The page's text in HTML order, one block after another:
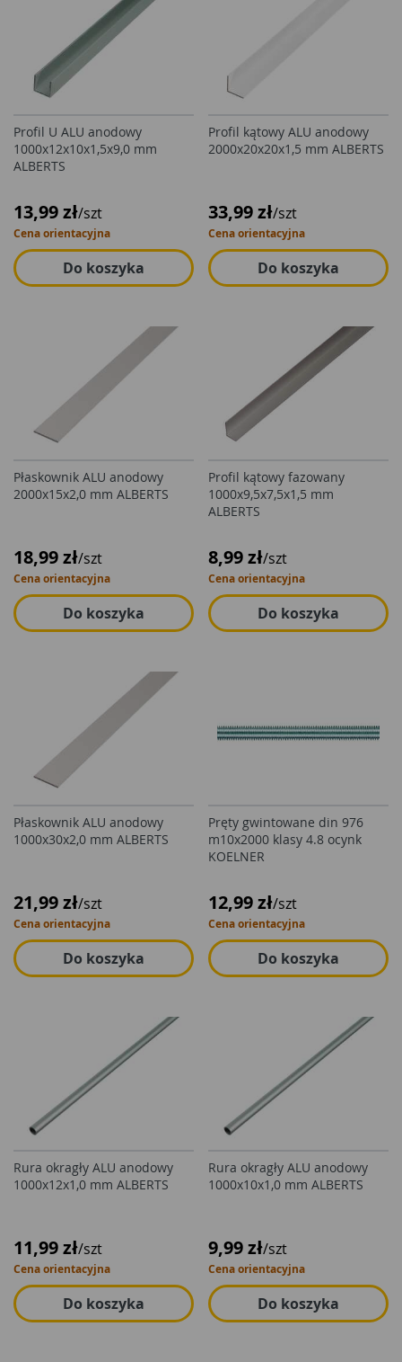
Profil U ALU anodowy
1000x12x10x1,5x9,0 mm
ALBERTS
13,99 zł/szt
Cena orientacyjna
Do koszyka
Profil kątowy ALU anodowy
2000x20x20x1,5 mm ALBERTS
33,99 zł/szt
Cena orientacyjna
Do koszyka
Płaskownik ALU anodowy
2000x15x2,0 mm ALBERTS
18,99 zł/szt
Cena orientacyjna
Do koszyka
Profil kątowy fazowany
1000x9,5x7,5x1,5 mm
ALBERTS
8,99 zł/szt
Cena orientacyjna
Do koszyka
Płaskownik ALU anodowy
1000x30x2,0 mm ALBERTS
21,99 zł/szt
Cena orientacyjna
Do koszyka
Pręty gwintowane din 976
m10x2000 klasy 4.8 ocynk
KOELNER
12,99 zł/szt
Cena orientacyjna
Do koszyka
Rura okragły ALU anodowy
1000x12x1,0 mm ALBERTS
11,99 zł/szt
Cena orientacyjna
Do koszyka
Rura okragły ALU anodowy
1000x10x1,0 mm ALBERTS
9,99 zł/szt
Cena orientacyjna
Do koszyka